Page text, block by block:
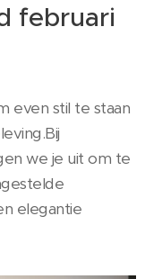
februari
even stil te staan
we je uit om te
elegantie